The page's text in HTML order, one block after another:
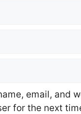
email, and
for the next